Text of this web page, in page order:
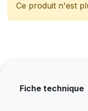
Ce produit n'est
Fiche technique